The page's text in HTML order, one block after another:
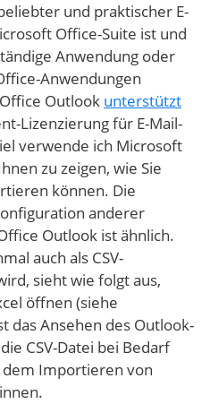
und praktischer E-
Office-Suite ist und
Anwendung oder
Anwendungen
Outlook unterstützt
Lizenzierung für E-Mail-
verwende ich Microsoft
zu zeigen, wie Sie
können. Die
anderer
Outlook ist ähnlich.
auch als CSV-
sieht wie folgt aus,
öffnen (siehe
das Ansehen des Outlook-
CSV-Datei bei Bedarf
Importieren von